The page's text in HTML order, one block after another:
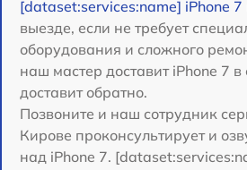
[dataset:services:name] iPhone 7
выезде, если не требует
оборудования и сложного
наш мастер доставит iPhone 7
доставит обратно.
Позвоните и наш сотрудник
Кирове проконсультирует и
над iPhone 7.